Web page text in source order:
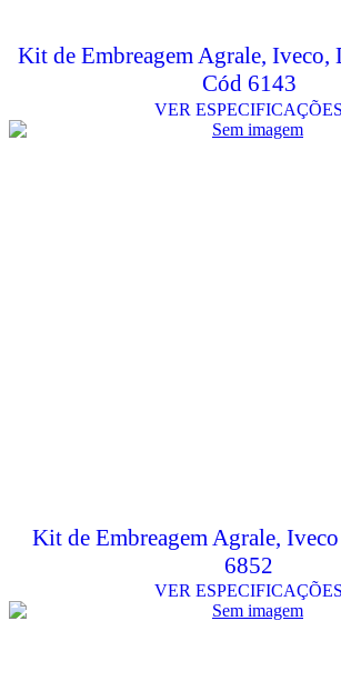
Kit de Embreagem Agrale, Iveco,
Cód 6143
VER ESPECIFICAÇÕES
Kit de Embreagem Agrale,
6852
VER ESPECIFICAÇÕES